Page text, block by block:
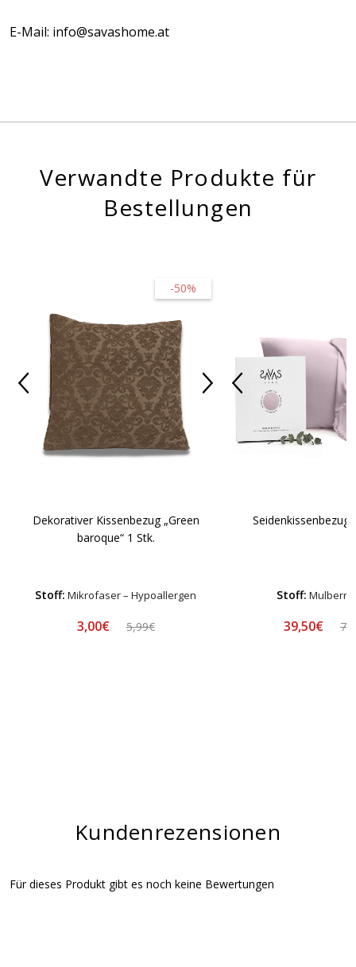
E-Mail: info@savashome.at
Verwandte Produkte für
Bestellungen
-50%
Dekorativer Kissenbezug „Green
baroque“ 1 Stk.
Stoff: Mikrofaser – Hypoallergen
3,00€ 5,99€
Seidenkissenbezug
Stoff: Mulberry
39,50€
Kundenrezensionen
Für dieses Produkt gibt es noch keine Bewertungen